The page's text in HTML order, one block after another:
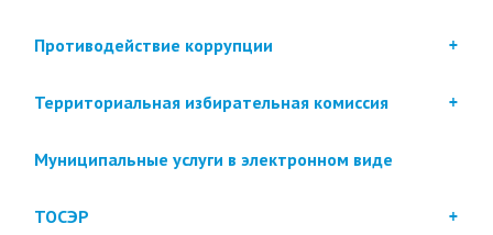
Противодействие коррупции
Территориальная избирательная комиссия
Муниципальные услуги в электронном виде
ТОСЭР